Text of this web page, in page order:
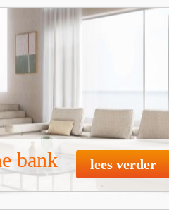
bank lees verder